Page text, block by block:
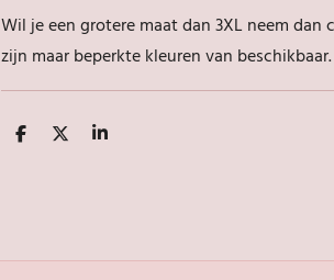
Wil je een grotere maat dan 3XL neem
zijn maar beperkte kleuren van beschikbaar.
D D S